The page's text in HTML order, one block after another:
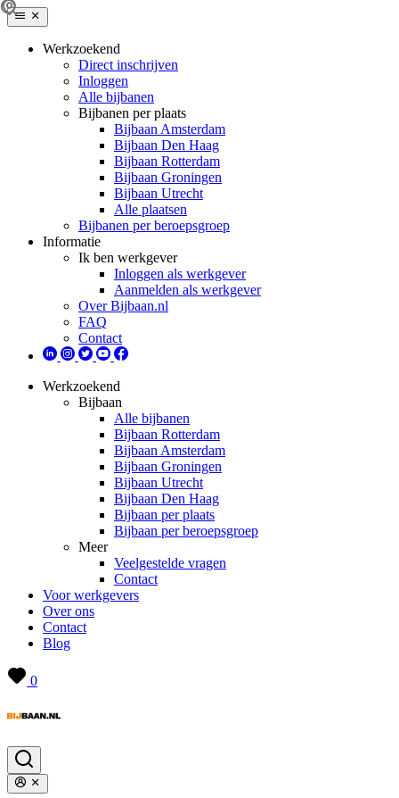
Werkzoekend
Direct inschrijven
Inloggen
Alle bijbanen
Bijbanen per plaats
Bijbaan Amsterdam
Bijbaan Den Haag
Bijbaan Rotterdam
Bijbaan Groningen
Bijbaan Utrecht
Alle plaatsen
Bijbanen per beroepsgroep
Informatie
Ik ben werkgever
Inloggen als werkgever
Aanmelden als werkgever
Over Bijbaan.nl
FAQ
Contact
Werkzoekend
Bijbaan
Alle bijbanen
Bijbaan Rotterdam
Bijbaan Amsterdam
Bijbaan Groningen
Bijbaan Utrecht
Bijbaan Den Haag
Bijbaan per plaats
Bijbaan per beroepsgroep
Meer
Veelgestelde vragen
Contact
Voor werkgevers
Over ons
Contact
Blog
0